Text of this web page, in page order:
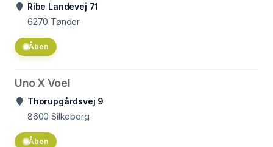
Ribe Landevej 71
6270 Tønder
Åben
Uno X Voel
Thorupgårdsvej 9
8600 Silkeborg
Åben